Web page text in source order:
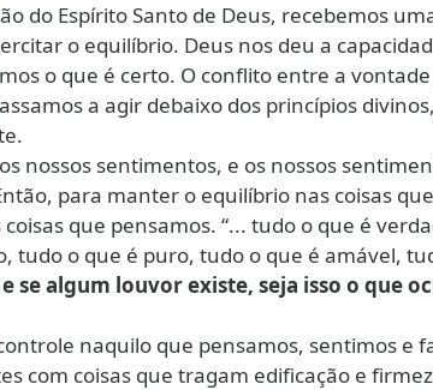
do Espírito Santo de Deus, recebemos
o equilíbrio. Deus nos deu a
o que é certo. O conflito entre a
a agir debaixo dos princípios
nossos sentimentos, e os nossos
para manter o equilíbrio nas coisas
que pensamos. “... tudo o que é
tudo o que é puro, tudo o que é amável,
se algum louvor existe, seja isso o que
naquilo que pensamos, sentimos e
com coisas que tragam edificação e